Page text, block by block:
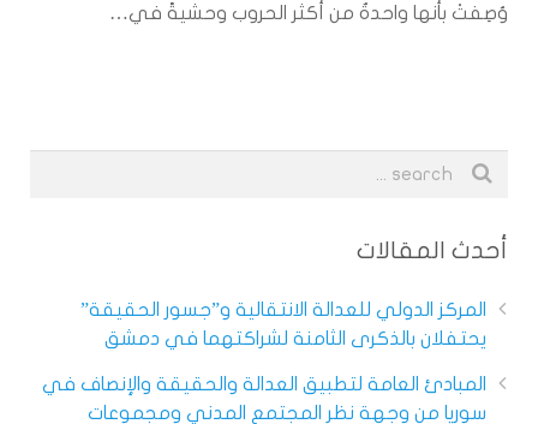
وُصِفتْ بأنها واحدةٌ من أكثر الحروب وحشيةً في…
أحدث المقالات
المركز الدولي للعدالة الانتقالية و”جسور الحقيقة”
يحتفلان بالذكرى الثامنة لشراكتهما في دمشق
المبادئ العامة لتطبيق العدالة والحقيقة والإنصاف في
سوريا من وجهة نظر المجتمع المدني ومجموعات